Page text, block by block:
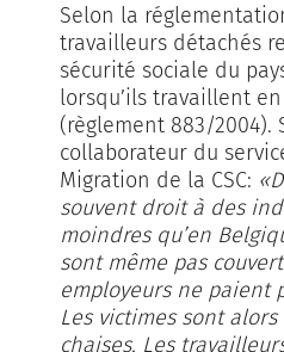
Selon la
travailleurs détachés
sécurité sociale du
lorsqu’ils travaillent
(règlement 883/2004).
collaborateur du
Migration de la CSC:
souvent droit à des
moindres qu’en
sont même pas
employeurs ne paient
Les victimes sont
chaises. Les